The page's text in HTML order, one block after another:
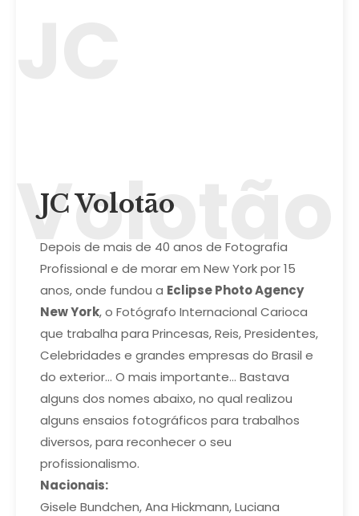
Volotão
JC Volotão
Depois de mais de 40 anos de Fotografia
Profissional e de morar em New York por 15
anos, onde fundou a Eclipse Photo Agency
New York, o Fotógrafo Internacional Carioca
que trabalha para Princesas, Reis, Presidentes,
Celebridades e grandes empresas do Brasil e
do exterior… O mais importante… Bastava
alguns dos nomes abaixo, no qual realizou
alguns ensaios fotográficos para trabalhos
diversos, para reconhecer o seu
profissionalismo.
Nacionais:
Gisele Bundchen, Ana Hickmann, Luciana